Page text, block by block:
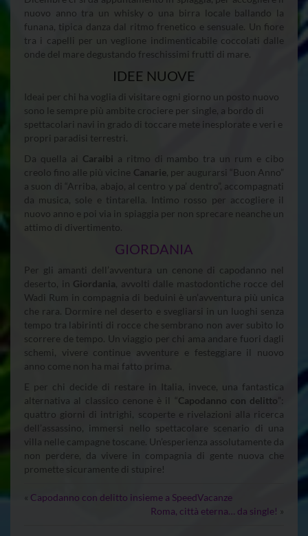
nuovo anno tra un whisky o una birra locale ballando la
funana, tipica danza dal ritmo frenetico e sensuale. Un fiore
tra i capelli per un veglione indimenticabile coccolati dalle
onde del mare degustando freschissimi frutti di mare.
IDEE NUOVE
Ideai per chi ha voglia di visitare ogni giorno un posto nuovo
sono le sempre più ambite crociere per single, a bordo di
spettacolari navi in grado di toccare mete inesplorate e veri e
propri paradisi terrestri.
Da quella ai Caraibi a ritmo di mambo tra un rum e cibo
creolo fino alle più vicine Canarie, per augurarsi “Buon Anno”
a suon di “Arriba, abajo, al centro y pa’ dentro”, accompagnati
da musica, sole e tintarella. Intimo rosso per accogliere il
nuovo anno e poi via in spiaggia per non sprecare neanche un
attimo di divertimento.
GIORDANIA
Per gli amanti dell’avventura un cenone di capodanno nel
deserto, in Giordania , avvolti dalle mastodontiche rocce del
Wadi Rum in compagnia di beduini è un’avventura più unica
che rara. Dormire nel deserto e svegliarsi in un luoghi senza
tempo tra labirinti di rocce che sembrano non aver subìto lo
scorrere de tempo. Un viaggio per chi ama andare fuori dagli
schemi, vivere continue avventure e festeggiare il nuovo
anno come non ha mai fatto prima.
E per chi decide di restare in Italia, invece, una fantastica
alternativa al classico cenone è il “ Capodanno con delitto”:
quattro giorni di intrighi, scoperte e rivelazioni alla ricerca
dell’assassino, immersi nello spettacolare scenario di una
villa nelle campagne toscane. Un’esperienza assolutamente da
non perdere, da vivere in compagnia di gente nuova che
promette sicuramente di stupire!
« Capodanno con delitto insieme a SpeedVacanze
Roma, città eterna… da single! »